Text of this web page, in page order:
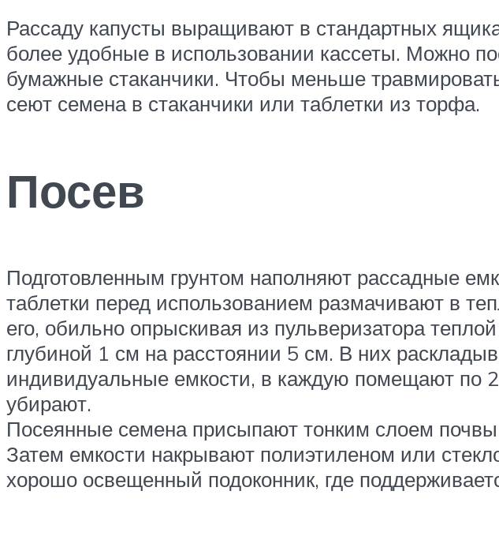
Рассаду капусты выращивают в стандартных
более удобные в использовании кассеты. Можно
бумажные стаканчики. Чтобы меньше
сеют семена в стаканчики или таблетки из торфа.
Посев
Подготовленным грунтом наполняют рассадные
таблетки перед использованием размачивают в
его, обильно опрыскивая из пульверизатора
глубиной 1 см на расстоянии 5 см. В них
индивидуальные емкости, в каждую помещают по
убирают.
Посеянные семена присыпают тонким слоем
Затем емкости накрывают полиэтиленом или
хорошо освещенный подоконник, где